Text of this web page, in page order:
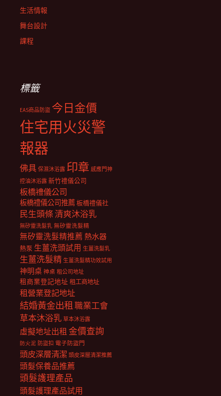
生活情報
舞台設計
課程
標籤
EAS商品防盜 今日金價
住宅用火災警
報器
佛具 保濕沐浴露 印章 感應門神
控油沐浴露 新竹禮儀公司
板橋禮儀公司
板橋禮儀公司推薦板橋禮儀社
民生頭條清爽沐浴乳
無矽靈洗髮乳 無矽靈洗髮精
無矽靈洗髮精推薦 熱水器
熱泵 生薑洗頭試用 生薑洗髮乳
生薑洗髮精 生薑洗髮精功效試用
神明桌 神桌 租公司地址
租商業登記地址 租工商地址
租營業登記地址
結婚黃金出租職業工會
草本沐浴乳 草本沐浴露
虛擬地址出租 金價查詢
防火泥 防盜扣 電子防盜門
頭皮深層清潔 頭皮深層清潔推薦
頭髮保養品推薦
頭髮護理產品
頭髮護理產品試用